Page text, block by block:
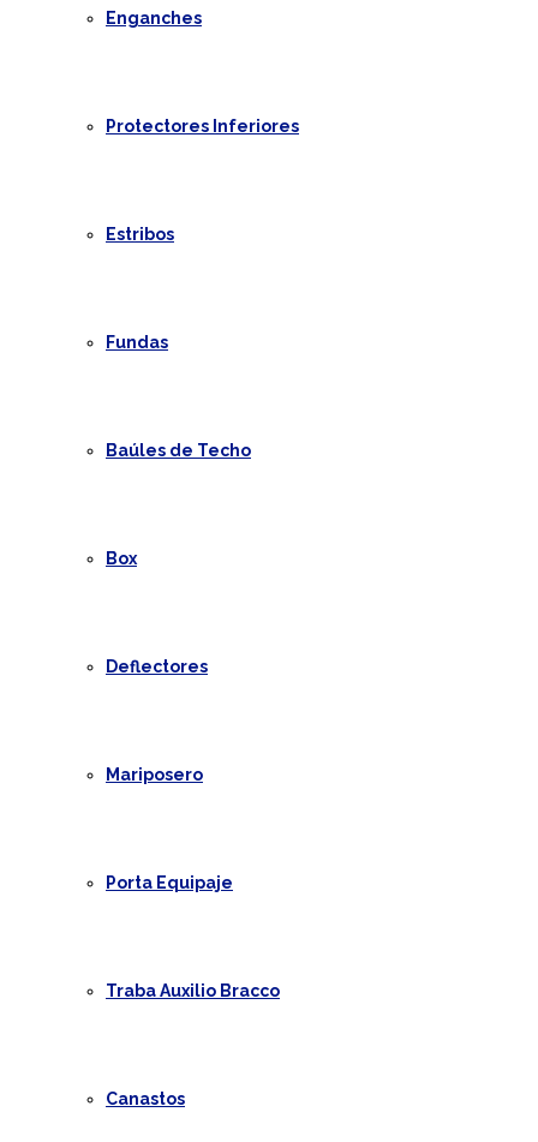
Enganches
Protectores Inferiores
Estribos
Fundas
Baúles de Techo
Box
Deflectores
Mariposero
Porta Equipaje
Traba Auxilio Bracco
Canastos